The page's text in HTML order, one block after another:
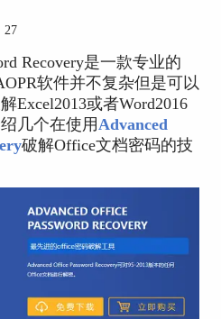
27
Recovery是一款专业的
软件并不复杂但是可以
Excel2013或者Word2016
几个在使用Advanced
破解Office文档密码的技